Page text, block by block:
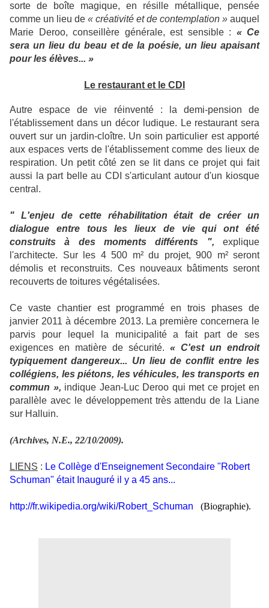
sorte de boîte magique, en résille métallique, pensée
comme un lieu de « créativité et de contemplation » auquel
Marie Deroo, conseillère générale, est sensible : « Ce
sera un lieu du beau et de la poésie, un lieu apaisant
pour les élèves... »
Le restaurant et le CDI
Autre espace de vie réinventé : la demi-pension de
l'établissement dans un décor ludique. Le restaurant sera
ouvert sur un jardin-cloître. Un soin particulier est apporté
aux espaces verts de l'établissement comme des lieux de
respiration. Un petit côté zen se lit dans ce projet qui fait
aussi la part belle au CDI s'articulant autour d'un kiosque
central.
" L'enjeu de cette réhabilitation était de créer un
dialogue entre tous les lieux de vie qui ont été
construits à des moments différents ",
explique
l'architecte. Sur les 4 500 m² du projet, 900 m² seront
démolis et reconstruits. Ces nouveaux bâtiments seront
recouverts de toitures végétalisées.
Ce vaste chantier est programmé en trois phases de
janvier 2011 à décembre 2013. La première concernera le
parvis pour lequel la municipalité a fait part de ses
exigences en matière de sécurité. « C'est un endroit
typiquement dangereux... Un lieu de conflit entre les
collégiens, les piétons, les véhicules, les transports en
commun », indique Jean-Luc Deroo qui met ce projet en
parallèle avec le développement très attendu de la Liane
sur Halluin.
(Archives, N.E., 22/10/2009).
LIENS : Le Collège d'Enseignement Secondaire "Robert
Schuman" était Inauguré il y a 45 ans...
http://fr.wikipedia.org/wiki/Robert_ Schuman (Biographie).